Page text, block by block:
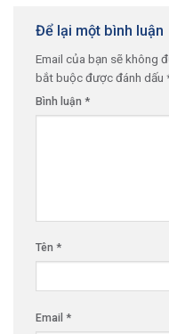
Để lại một bình luận
Email của bạn sẽ không
bắt buộc được đánh dấu
Bình luận *
Tên *
Email *